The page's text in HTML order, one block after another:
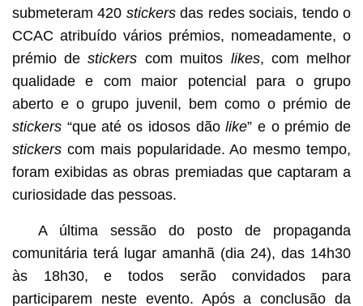
submeteram 420 stickersdas redes sociais, tendo o
CCAC atribuído vários prémios, nomeadamente, o
prémio destickers com muitos likes, com melhor
qualidade e com maior potencial para o grupo
aberto e o grupo juvenil, bem como o prémio de
stickers“que até os idosos dãolike” e o prémio de
stickerscom mais popularidade. Ao mesmo tempo,
foram exibidas as obras premiadas que captaram a
curiosidade das pessoas.
A última sessão do posto de propaganda
comunitária terá lugar amanhã (dia 24), das 14h30
às 18h30, e todos serão convidados para
participarem neste evento. Após a conclusão da